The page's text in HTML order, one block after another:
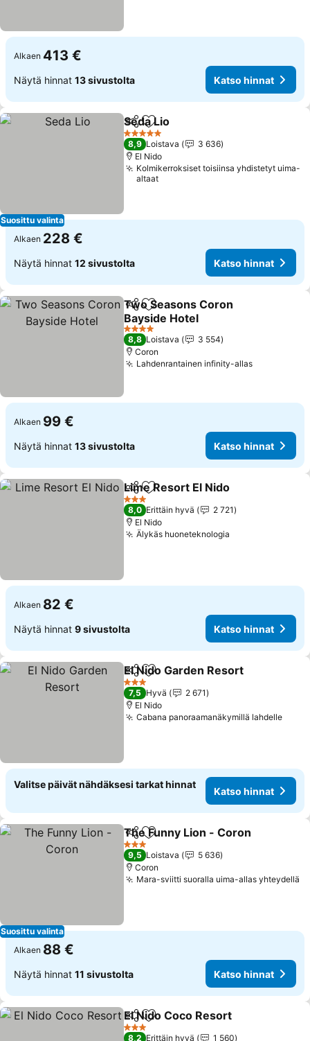
Alkaen 413 €
Näytä hinnat 13 sivustolta Katso hinnat
Suosittu valinta
Jaa Lisää suosikkeihin
Seda Lio
5 Tähtiluokitus
8,9 Loistava
3 636
El Nido
Kolmikerroksiset toisiinsa yhdistetyt uima-
altaat
Alkaen 228 €
Näytä hinnat 12 sivustolta Katso hinnat
Jaa Lisää suosikkeihin
Two Seasons Coron
Bayside Hotel
4 Tähtiluokitus
8,8 Loistava
3 554
Coron
Lahdenrantainen infinity-allas
Alkaen 99 €
Näytä hinnat 13 sivustolta Katso hinnat
Jaa Lisää suosikkeihin
Lime Resort El Nido
3 Tähtiluokitus
8,0 Erittäin hyvä
2 721
El Nido
Älykäs huoneteknologia
Alkaen 82 €
Näytä hinnat 9 sivustolta Katso hinnat
Jaa Lisää suosikkeihin
El Nido Garden Resort
3 Tähtiluokitus
7,5 Hyvä
2 671
El Nido
Cabana panoraamanäkymillä lahdelle
Valitse päivät nähdäksesi tarkat hinnat
Katso hinnat
Suosittu valinta
Jaa Lisää suosikkeihin
The Funny Lion - Coron
3 Tähtiluokitus
9,5 Loistava
5 636
Coron
Mara-sviitti suoralla uima-allas yhteydellä
Alkaen 88 €
Näytä hinnat 11 sivustolta Katso hinnat
Jaa Lisää suosikkeihin
El Nido Coco Resort
3 Tähtiluokitus
8,2 Erittäin hyvä 1 560